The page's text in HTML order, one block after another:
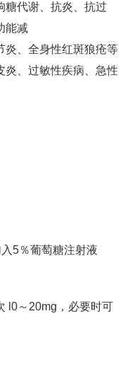
糖代谢、抗炎、抗过
能减
炎、全身性红斑狼疮等
炎、过敏性疾病、急性
5％葡萄糖注射液
l0～20mg，必要时可